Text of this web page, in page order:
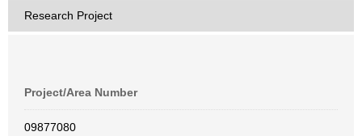
Research Project
Project/Area Number
09877080